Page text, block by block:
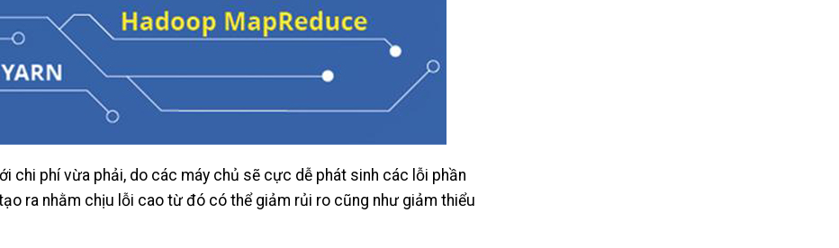
chi phí vừa phải, do các máy chủ sẽ cực dễ phát sinh các lỗi phần
ra nhằm chịu lỗi cao từ đó có thể giảm rủi ro cũng như giảm thiểu